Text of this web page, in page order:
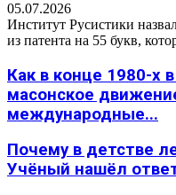
05.07.2026
Институт Русистики
из патента на 55 букв,
Как в конце 1980-х
масонское
международные...
Почему в детстве
Учёный нашёл